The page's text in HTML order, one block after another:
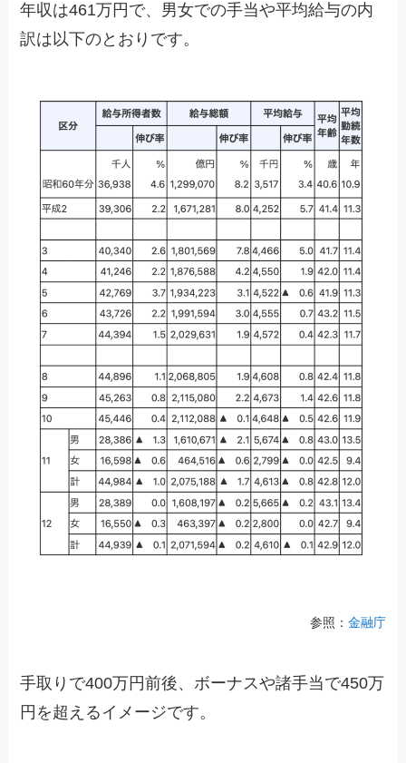
年収は461万円で、男女での手当や平均給与の内
訳は以下のとおりです。
参照： 金融庁
手取りで400万円前後、ボーナスや諸手当で450万
円を超えるイメージです。